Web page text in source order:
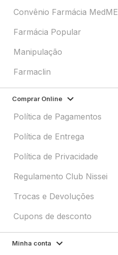
Convênio Farmácia MedME
Farmácia Popular
Manipulação
Farmaclin
Comprar Online
Política de Pagamentos
Política de Entrega
Política de Privacidade
Regulamento Club Nissei
Trocas e Devoluções
Cupons de desconto
Minha conta